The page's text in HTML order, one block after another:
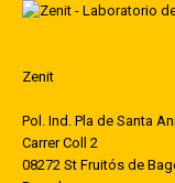
Zenit
Pol. Ind. Pla de Santa
Carrer Coll 2
08272 St Fruitós de